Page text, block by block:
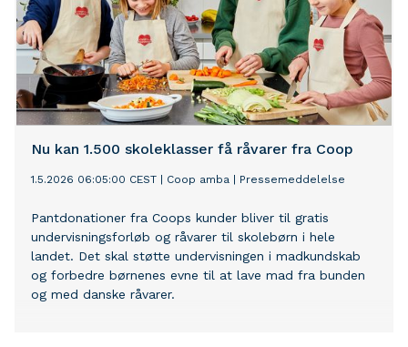
Nu kan 1.500 skoleklasser få råvarer fra Coop
1.5.2026 06:05:00 CEST Coop amba Pressemeddelelse
Pantdonationer fra Coops kunder bliver til gratis
undervisningsforløb og råvarer til skolebørn i hele
landet. Det skal støtte undervisningen i madkundskab
og forbedre børnenes evne til at lave mad fra bunden
og med danske råvarer.